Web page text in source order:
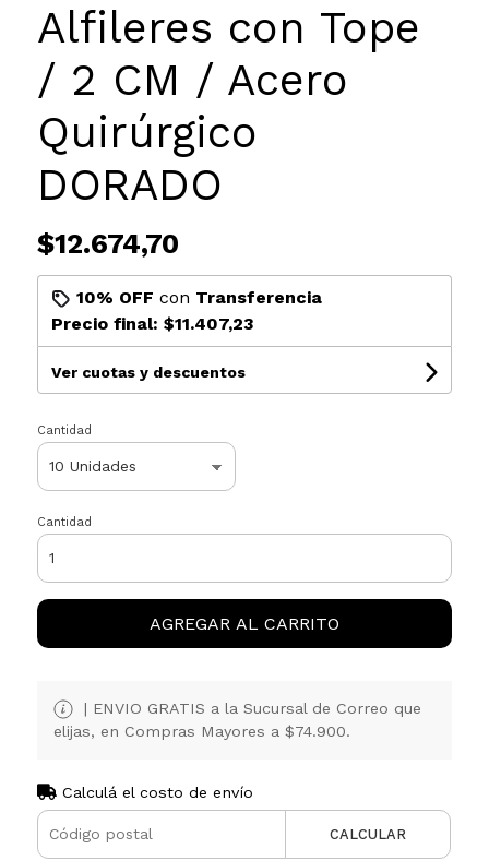
Alfileres con Tope
/ 2 CM / Acero
Quirúrgico
DORADO
$12.674,70
10% OFF con Transferencia
Precio final: $11.407,23
Ver cuotas y descuentos
Cantidad
Cantidad
AGREGAR AL CARRITO
| ENVIO GRATIS a la Sucursal de Correo que
elijas, en Compras Mayores a $74.900.
Calculá el costo de envío
CALCULAR